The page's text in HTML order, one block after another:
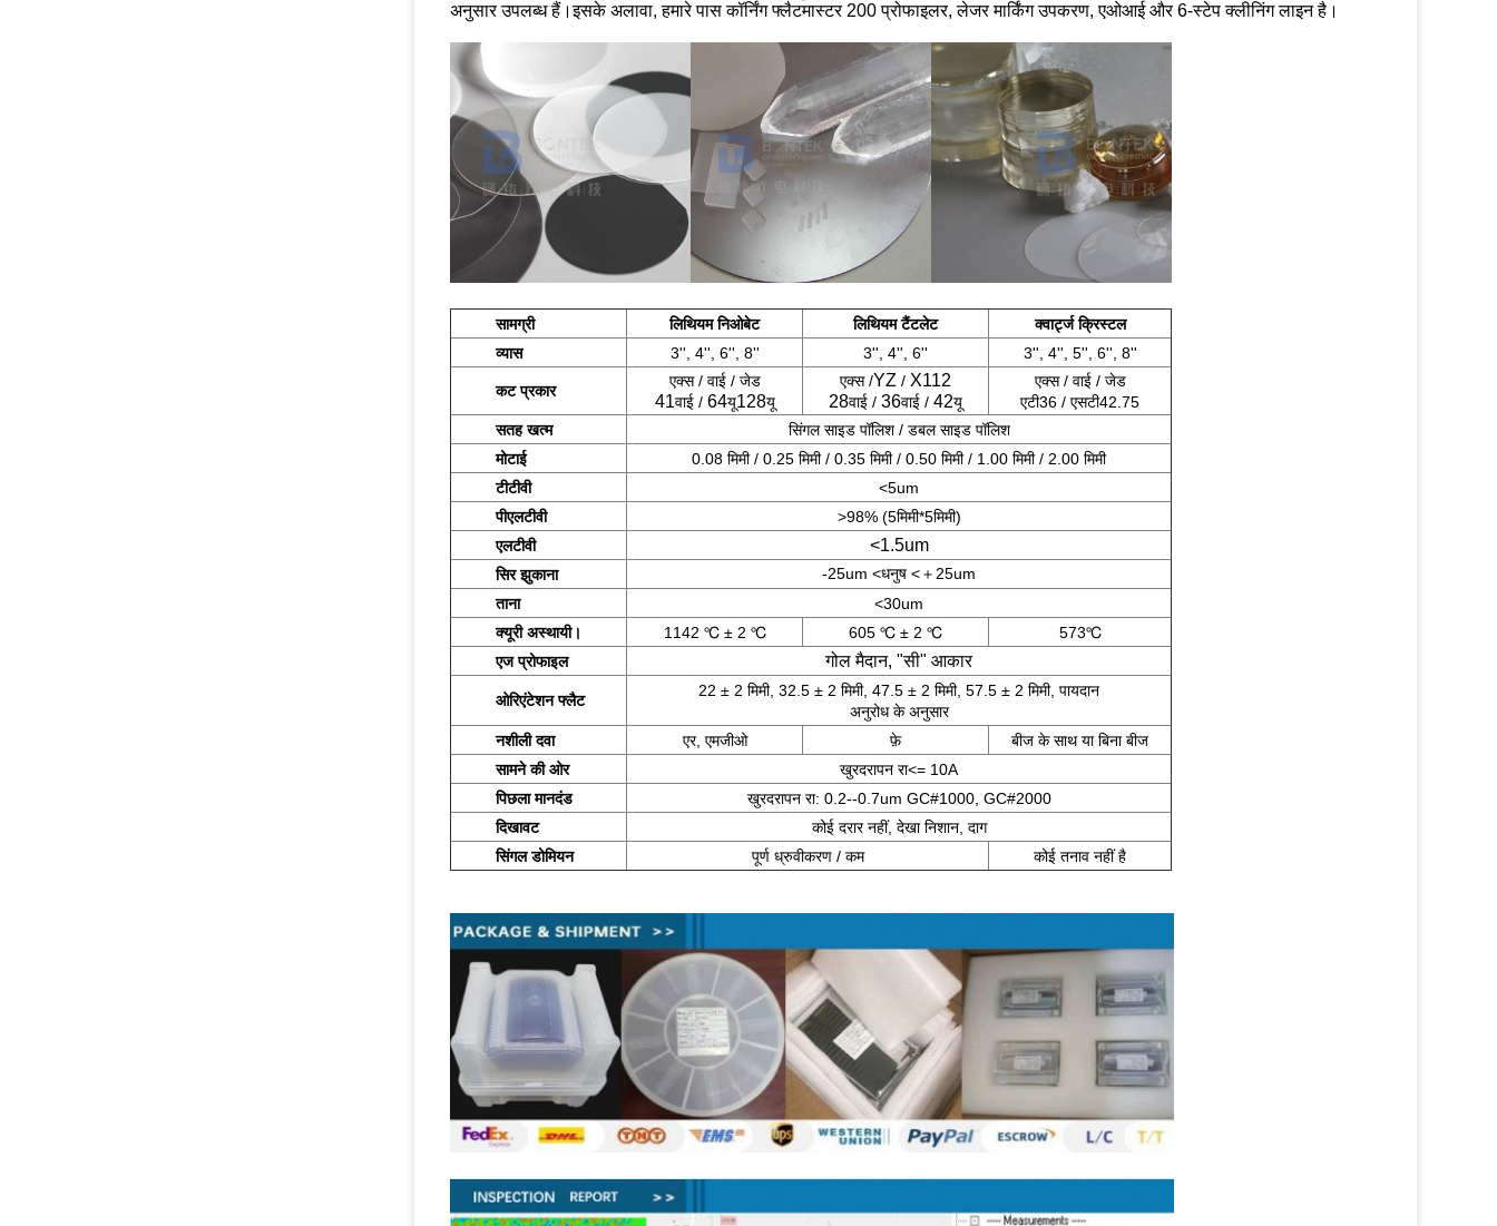
अनुसार उपलब्ध हैं।इसके अलावा, हमारे पास कॉर्निंग फ्लैटमास्टर 200 प्रोफाइलर, लेजर मार्किंग उपकरण, एओआई और 6-स्टेप क्लीनिंग लाइन है।
सामग्री लिथियम निओबेट लिथियम टैंटलेट
क्वार्ट्ज क्रिस्टल
व्यास
3'', 4'', 6'', 8'' 3'', 4'', 6'' 3'', 4'', 5'', 6'', 8''
कट प्रकार
एक्स / वाई / जेड
41वाई / 64यू128यू
एक्स /YZ / X112
28वाई / 36वाई / 42यू
एक्स / वाई / जेड
एटी36 / एसटी42.75
सतह खत्म
सिंगल साइड पॉलिश / डबल साइड पॉलिश
मोटाई
0.08 मिमी / 0.25 मिमी / 0.35 मिमी / 0.50 मिमी / 1.00 मिमी / 2.00 मिमी
टीटीवी
<5um
पीएलटीवी
>98% (5मिमी*5मिमी)
एलटीवी
<1.5um
सिर झुकाना
-25um <धनुष <＋25um
ताना
<30um
क्यूरी अस्थायी।
1142 ℃ ± 2 ℃ 605 ℃ ± 2 ℃
573℃
एज प्रोफाइल
गोल मैदान, "सी" आकार
ओरिएंटेशन फ्लैट
22 ± 2 मिमी, 32.5 ± 2 मिमी, 47.5 ± 2 मिमी, 57.5 ± 2 मिमी, पायदान
अनुरोध के अनुसार
नशीली दवा
एर, एमजीओ फ़े
बीज के साथ या बिना बीज
सामने की ओर
खुरदरापन रा<= 10A
पिछला मानदंड
खुरदरापन रा: 0.2--0.7um GC#1000, GC#2000
दिखावट
कोई दरार नहीं, देखा निशान, दाग
सिंगल डोमियन
पूर्ण ध्रुवीकरण / कम कोई तनाव नहीं है